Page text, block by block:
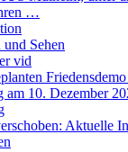
…
Sehen
vid
am 10. Dezember
Aktuelle